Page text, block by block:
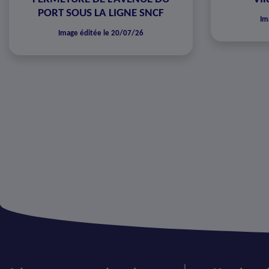
PORT SOUS LA LIGNE SNCF
Image éditée le 20/07/26